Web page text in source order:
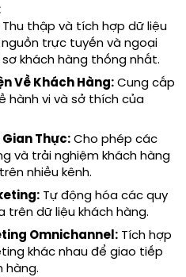
Thu thập và tích hợp dữ liệu
trực tuyến và ngoại
khách hàng thống nhất.
Về Khách Hàng:Cung cấp
hành vi và sở thích của
Gian Thực:Cho phép các
và trải nghiệm khách hàng
nhiều kênh.
Tự động hóa các quy
trên dữ liệu khách hàng.
Omnichannel: Tích hợp
khác nhau để giao tiếp
hàng.